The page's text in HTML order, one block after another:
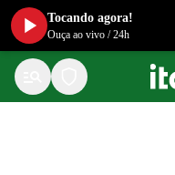
Tocando agora!
Ouça ao vivo /24h